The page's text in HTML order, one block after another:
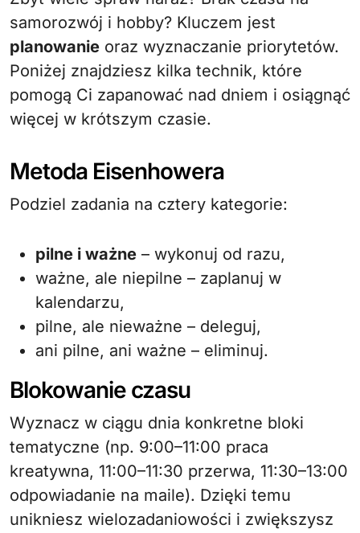
samorozwój i hobby? Kluczem jest
planowanie oraz wyznaczanie priorytetów.
Poniżej znajdziesz kilka technik, które
pomogą Ci zapanować nad dniem i osiągnąć
więcej w krótszym czasie.
Metoda Eisenhowera
Podziel zadania na cztery kategorie:
pilne i ważne – wykonuj od razu,
ważne, ale niepilne – zaplanuj w
kalendarzu,
pilne, ale nieważne – deleguj,
ani pilne, ani ważne – eliminuj.
Blokowanie czasu
Wyznacz w ciągu dnia konkretne bloki
tematyczne (np. 9:00–11:00 praca
kreatywna, 11:00–11:30 przerwa, 11:30–13:00
odpowiadanie na maile). Dzięki temu
unikniesz wielozadaniowości i zwiększysz